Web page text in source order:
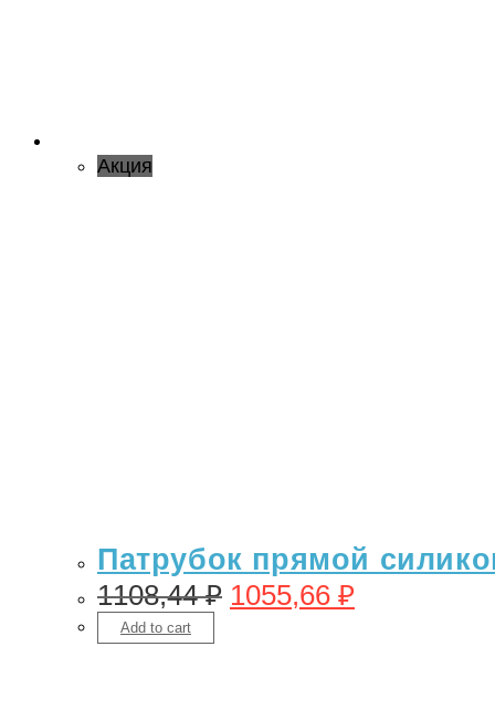
Акция
Патрубок прямой
1108,44₽ 1055,66 ₽
Add to cart